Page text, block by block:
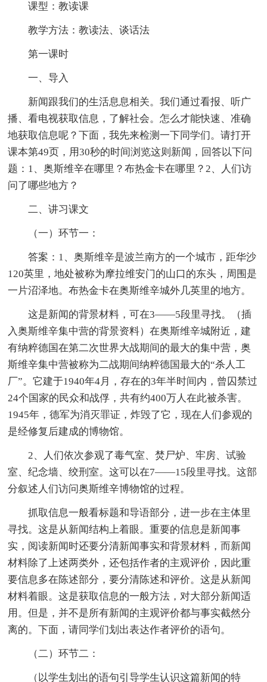
课型：教读课
教学方法：教读法、谈话法
第一课时
一、导入
新闻跟我们的生活息息相关。我们通过看报、听广
播、看电视获取信息，了解社会。怎么才能快速、准确
地获取信息呢？下面，我先来检测一下同学们。请打开
课本第49页，用30秒的时间浏览这则新闻，回答以下问
题：1、奥斯维辛在哪里？布热金卡在哪里？2、人们访
问了哪些地方？
二、讲习课文
（一）环节一：
答案：1、奥斯维辛是波兰南方的一个城市，距华沙
120英里，地处被称为摩拉维安门的山口的东头，周围是
一片沼泽地。布热金卡在奥斯维辛城外几英里的地方。
这是新闻的背景材料，可在3——5段里寻找。（插
入奥斯维辛集中营的背景资料）在奥斯维辛城附近，建
有纳粹德国在第二次世界大战期间的最大的集中营，奥
斯维辛集中营被称为二战期间纳粹德国最大的“杀人工
厂”。它建于1940年4月，存在的3年半时间内，曾囚禁过
24个国家的民众和战俘，共有约400万人在此被杀害。
1945年，德军为消灭罪证，炸毁了它，现在人们参观的
是经修复后建成的博物馆。
2、人们依次参观了毒气室、焚尸炉、牢房、试验
室、纪念墙、绞刑室。这可以在7——15段里寻找。这部
分叙述人们访问奥斯维辛博物馆的过程。
抓取信息一般看标题和导语部分，进一步在主体里
寻找。这是从新闻结构上着眼。重要的信息是新闻事
实，阅读新闻时还要分清新闻事实和背景材料，而新闻
材料除了上述两类外，还包括作者的主观评价，因此重
要信息多在陈述部分，要分清陈述和评价。这是从新闻
材料着眼。这是获取信息的一般方法，对大部分新闻适
用。但是，并不是所有新闻的主观评价都与事实截然分
离的。下面，请同学们划出表达作者评价的语句。
（二）环节二：
（以学生划出的语句引导学生认识这篇新闻的特